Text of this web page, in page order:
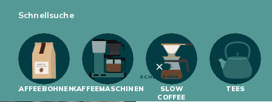
SCHLIESSEN
Schnellsuche
KAFFEEBOHNENKAFFEEMASCHINEN
SLOW
COFFEE
TEES
2 ARTIKEL